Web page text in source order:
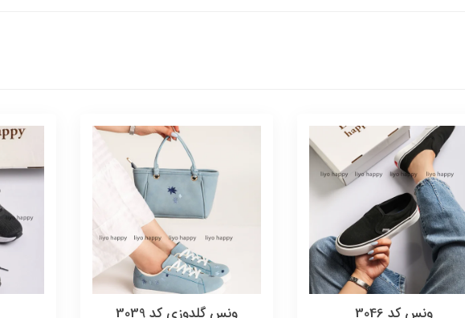
ونس کد 3046 ونس گلدوزی کد 3039